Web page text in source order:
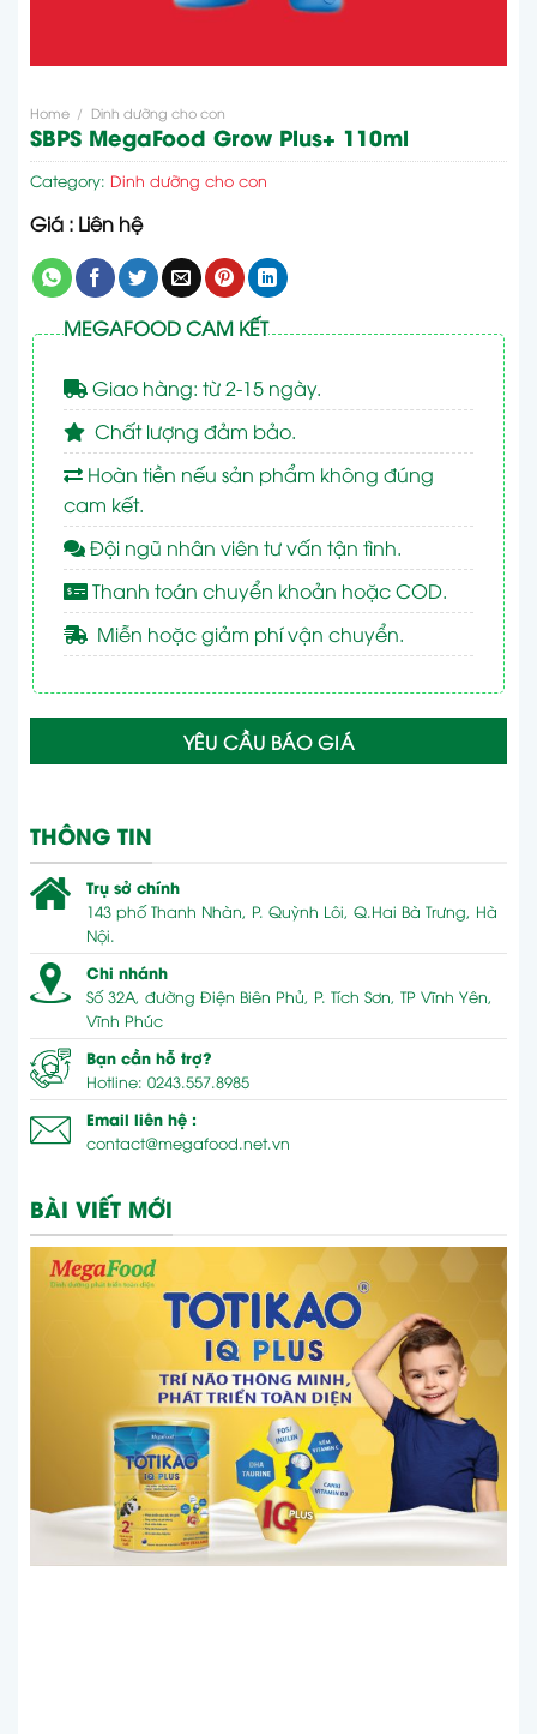
Home / Dinh dưỡng cho con
SBPS MegaFood Grow Plus+ 110ml
Category: Dinh dưỡng cho con
Giá : Liên hệ
MEGAFOOD CAM KẾT
Giao hàng: từ 2-15 ngày.
Chất lượng đảm bảo.
Hoàn tiền nếu sản phẩm không đúng
cam kết.
Đội ngũ nhân viên tư vấn tận tình.
Thanh toán chuyển khoản hoặc COD.
Miễn hoặc giảm phí vận chuyển.
YÊU CẦU BÁO GIÁ
THÔNG TIN
Trụ sở chính
143 phố Thanh Nhàn, P. Quỳnh Lôi, Q.Hai Bà Trưng, Hà
Nội.
Chi nhánh
Số 32A, đường Điện Biên Phủ, P. Tích Sơn, TP Vĩnh Yên,
Vĩnh Phúc
Bạn cần hỗ trợ?
Hotline: 0243.557.8985
Email liên hệ :
contact@megafood.net.vn
BÀI VIẾT MỚI